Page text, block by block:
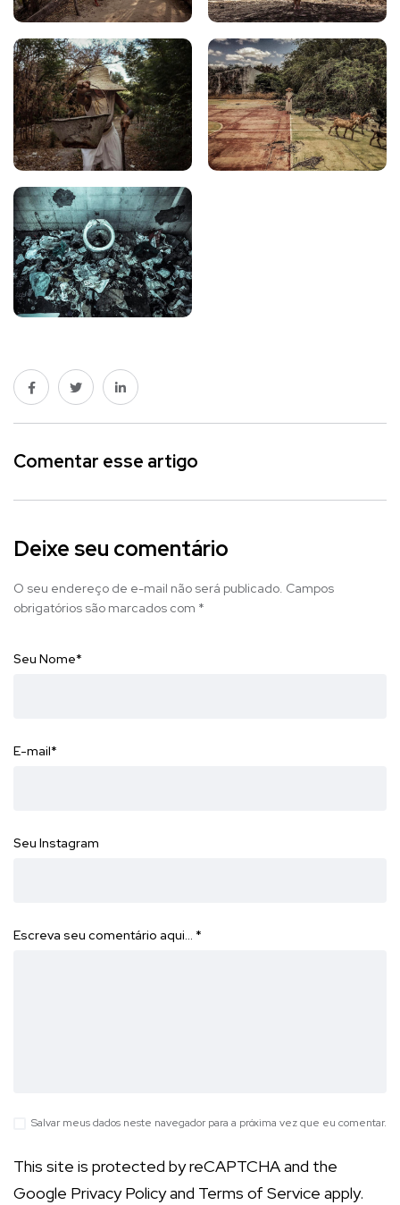
Comentar esse artigo
Deixe seu comentário
O seu endereço de e-mail não será publicado. Campos
obrigatórios são marcados com *
Seu Nome*
E-mail*
Seu Instagram
Escreva seu comentário aqui… *
Salvar meus dados neste navegador para a próxima vez que eu comentar.
This site is protected by reCAPTCHA and the
Google Privacy Policyand Terms of Service apply.